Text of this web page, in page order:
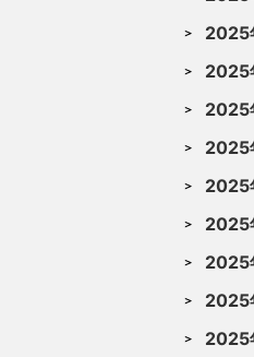
2025
2025
2025
2025
2025
2025
2025
2025
2025